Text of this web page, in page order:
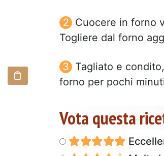
Cuocere in forno
Togliere dal forno
Tagliato e
forno per pochi
Vota questa